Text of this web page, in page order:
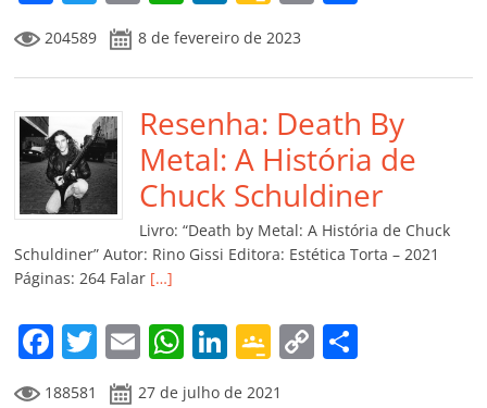
a
c
e
b
o
o
k
w
itt
er
m
ai
l
at
s
A
p
p
k
e
dI
n
o
o
gl
e
Cl
a
ss
ro
m
y
Li
n
k
p
ar
til
h
ar
204589 8 de fevereiro de 2023
Resenha: Death By
Metal: A História de
Chuck Schuldiner
Livro: “Death by Metal: A História de Chuck
Schuldiner” Autor: Rino Gissi Editora: Estética Torta – 2021
Páginas: 264 Falar […]
F
a
T
w
E
m
W
h
Li
n
G
o
C
188581 27 de julho de 2021